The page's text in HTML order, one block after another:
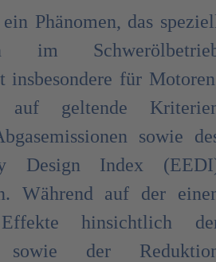
Phänomen, das
im
für
geltende
sowie
Design Index
Während auf der
hinsichtlich
sowie der